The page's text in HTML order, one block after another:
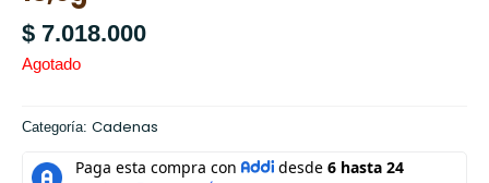
$ 7.018.000
Agotado
Categoría: Cadenas